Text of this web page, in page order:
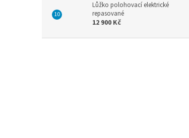
Lůžko polohovací elektrické
repasované
12 900 Kč